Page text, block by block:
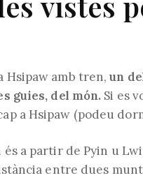
Hsipaw amb tren,un
guies, del món. Si es
a Hsipaw (podeu
a partir de Pyin u
entre dues